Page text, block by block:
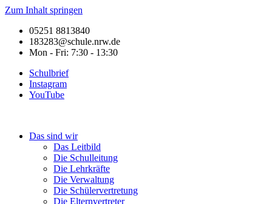
Zum Inhalt springen
05251 8813840
183283@schule.nrw.de
Mon - Fri: 7:30 - 13:30
Schulbrief
Instagram
YouTube
Das sind wir
Das Leitbild
Die Schulleitung
Die Lehrkräfte
Die Verwaltung
Die Schülervertretung
Die Elternvertreter